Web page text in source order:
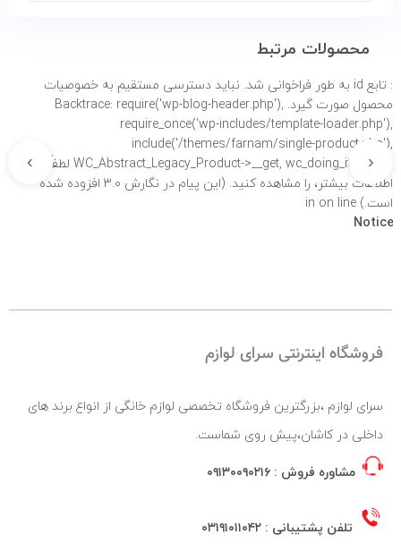
محصولات مرتبط
: تابع id به طور
فراخوانی شد. نباید دسترسی مستقیم به خصوصیات
محصول صورت گیرد. Backtrace: require('wp-blog-header.php'),
require_once('wp-includes/template-loader.php'),
include('/themes/farnam/single-product.php'),
WC_Abstract_Legacy_Product->__get, wc_doing_it_wrong لطفاً برای
اطلاعات بیشتر،
را مشاهده کنید. (این پیام در نگارش 3.0 افزوده شده
است.) in on line
‹
›
فروشگاه اینترنتی سرای لوازم
سرای لوازم ،بزرگترین فروشگاه تخصصی لوازم خانگی از انواع برند های
داخلی در کاشان،پیش روی شماست.
مشاوره فروش : ۰۹۱۳۰۰۹۰۲۱۶
تلفن پشتیبانی : ۰۳۱۹۱۰۱۱۰۴۲